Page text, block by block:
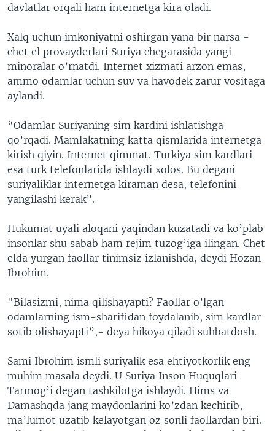
davlatlar orqali ham internetga kira oladi.
Xalq uchun imkoniyatni oshirgan yana bir narsa -
chet el provayderlari Suriya chegarasida yangi
minoralar o’rnatdi. Internet xizmati arzon emas,
ammo odamlar uchun suv va havodek zarur vositaga
aylandi.
“Odamlar Suriyaning sim kardini ishlatishga
qo’rqadi. Mamlakatning katta qismlarida internetga
kirish qiyin. Internet qimmat. Turkiya sim kardlari
esa turk telefonlarida ishlaydi xolos. Bu degani
suriyaliklar internetga kiraman desa, telefonini
yangilashi kerak”.
Hukumat uyali aloqani yaqindan kuzatadi va ko’plab
insonlar shu sabab ham rejim tuzog’iga ilingan. Chet
elda yurgan faollar tinimsiz izlanishda, deydi Hozan
Ibrohim.
"Bilasizmi, nima qilishayapti? Faollar o’lgan
odamlarning ism-sharifidan foydalanib, sim kardlar
sotib olishayapti”,- deya hikoya qiladi suhbatdosh.
Sami Ibrohim ismli suriyalik esa ehtiyotkorlik eng
muhim masala deydi. U Suriya Inson Huquqlari
Tarmog’i degan tashkilotga ishlaydi. Hims va
Damashqda jang maydonlarini ko’zdan kechirib,
ma’lumot uzatib kelayotgan oz sonli faollardan biri.